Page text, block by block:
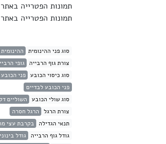
תמונות הפטרייה באתר
תמונות הפטרייה באתר
סוג פני ההינומית
צורת גוף הרבייה
גופי
סוג כיסוי הכובע פני
פני הכובע לבדיים
סוג שולי הכובע
השוליים
צורת הרגל
הרגל חסרה
תנאי הגדילה
בקרבת עצי
גודל גוף הרבייה
גודל בינוני (5-15